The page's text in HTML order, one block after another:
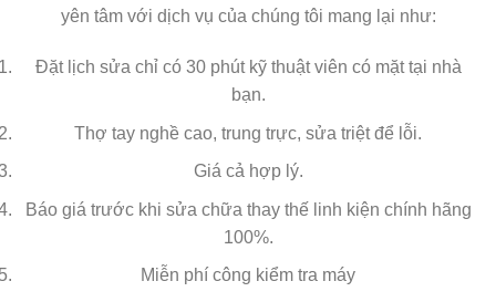
yên tâm với dịch vụ của chúng tôi mang lại như:
Đặt lịch sửa chỉ có 30 phút kỹ thuật viên có mặt tại nhà
bạn.
Thợ tay nghề cao, trung trực, sửa triệt để lỗi.
Giá cả hợp lý.
Báo giá trước khi sửa chữa thay thế linh kiện chính hãng
100%.
Miễn phí công kiểm tra máy